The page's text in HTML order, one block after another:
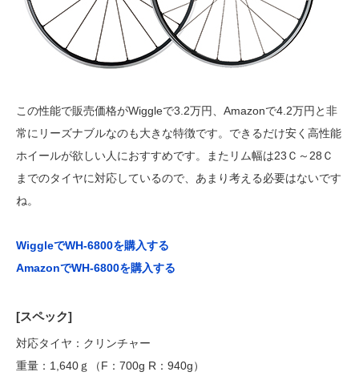
この性能で販売価格がWiggleで3.2万円、Amazonで4.2万円と非
常にリーズナブルなのも大きな特徴です。できるだけ安く高性能
ホイールが欲しい人におすすめです。またリム幅は23Ｃ～28Ｃ
までのタイヤに対応しているので、あまり考える必要はないです
ね。
WiggleでWH-6800を購入する
AmazonでWH-6800を購入する
[スペック]
対応タイヤ：クリンチャー
重量：1,640ｇ（F：700g R：940g）